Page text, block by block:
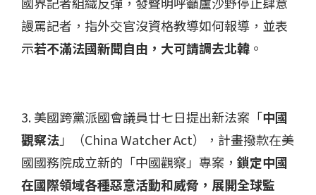
謾罵記者，指外交官沒資格教導如何報導，並表
示若不滿法國新聞自由，大可請調去北韓 。
3. 美國跨黨派國會議員廿七日提出新法案「中國
觀察法」（China Watcher Act），計畫撥款在美
國國務院成立新的「中國觀察」專案， 鎖定中國
在國際領域各種惡意活動和威脅，展開全球監